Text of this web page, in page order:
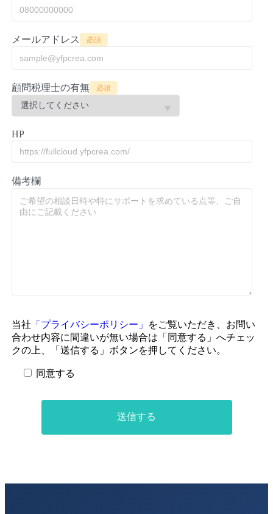
メールアドレス 必須
顧問税理士の有無 必須
HP
備考欄
当社 「プライバシーポリシー」
をご覧いただき、お問い
合わせ内容に間違いが無い場合は「同意する」へチェッ
クの上、「送信する」ボタンを押してください。
同意する